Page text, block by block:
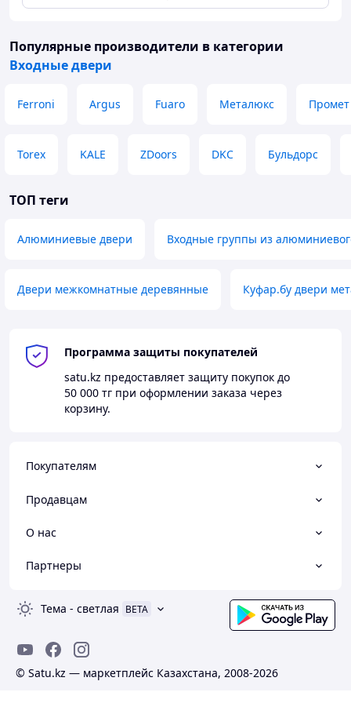
стеклопакеты, либо сэндвич панели. Защиту от холода
прилегающее к дверному порогу.
Еще одним важным достоинством "теплой" двери из
Поскольку профиль составной, его звукоизоляция
Популярные производители в категории
Входные двери
Ferroni Argus Fuaro Металюкс Промет
Torex KALE ZDoors DKC Бульдорс
ТОП теги
Алюминиевые двери Входные группы из
Двери межкомнатные деревянные Куфар.бу двери
Программа защиты покупателей
satu.kz предоставляет защиту покупок до
50 000 тг при оформлении заказа через
корзину.
Покупателям
Продавцам
О нас
Партнеры
Тема - светлая BETA
© Satu.kz — маркетплейс Казахстана, 2008-2026